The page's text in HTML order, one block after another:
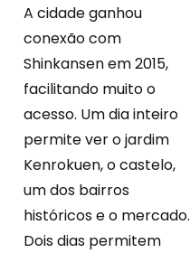
A cidade ganhou
conexão com
Shinkansen em 2015,
facilitando muito o
acesso. Um dia inteiro
permite ver o jardim
Kenrokuen, o castelo,
um dos bairros
históricos e o mercado.
Dois dias permitem